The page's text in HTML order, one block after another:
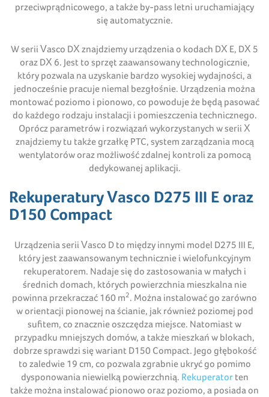
przeciwprądnicowego, a także by-pass letni uruchamiający
się automatycznie.
W serii Vasco DX znajdziemy urządzenia o kodach DX E, DX 5
oraz DX 6. Jest to sprzęt zaawansowany technologicznie,
który pozwala na uzyskanie bardzo wysokiej wydajności, a
jednocześnie pracuje niemal bezgłośnie. Urządzenia można
montować poziomo i pionowo, co powoduje że będą pasować
do każdego rodzaju instalacji i pomieszczenia technicznego.
Oprócz parametrów i rozwiązań wykorzystanych w serii X
znajdziemy tu także grzałkę PTC, system zarządzania mocą
wentylatorów oraz możliwość zdalnej kontroli za pomocą
dedykowanej aplikacji.
Rekuperatury Vasco D275 III E oraz
D150 Compact
Urządzenia serii Vasco D to między innymi model D275 III E,
który jest zaawansowanym technicznie i wielofunkcyjnym
rekuperatorem. Nadaje się do zastosowania w małych i
średnich domach, których powierzchnia mieszkalna nie
powinna przekraczać 160 m2. Można instalować go zarówno
w orientacji pionowej na ścianie, jak również poziomej pod
sufitem, co znacznie oszczędza miejsce. Natomiast w
przypadku mniejszych domów, a także mieszkań w blokach,
dobrze sprawdzi się wariant D150 Compact. Jego głębokość
to zaledwie 19 cm, co pozwala zgrabnie ukryć go pomimo
dysponowania niewielką powierzchnią. Rekuperatorten
także można instalować pionowo oraz poziomo, a posiada on